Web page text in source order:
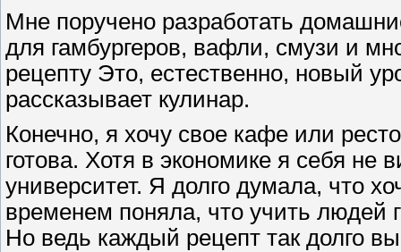
Мне поручено разработать
для гамбургеров, вафли, смузи и
рецепту Это, естественно, новый
рассказывает кулинар.
Конечно, я хочу свое кафе или
готова. Хотя в экономике я себя не
университет. Я долго думала, что
временем поняла, что учить людей
Но ведь каждый рецепт так долго